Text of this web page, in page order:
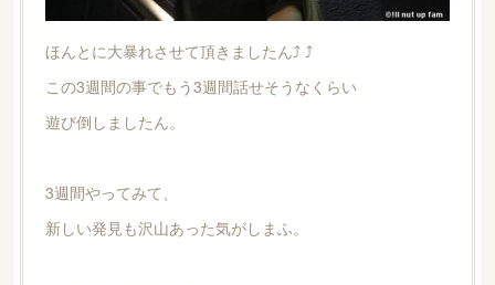
ほんとに大暴れさせて頂きましたん⤴︎ ⤴︎
この3週間の事でもう3週間話せそうなくらい
遊び倒しましたん。
3週間やってみて、
新しい発見も沢山あった気がしまふ。